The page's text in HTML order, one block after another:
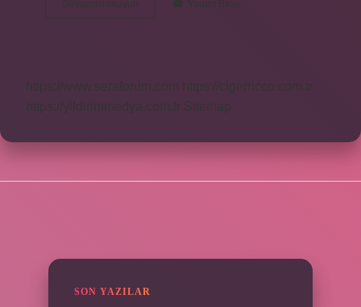
Devamını okuyun
Şarabının
Yorum Bırak
https://www.seraforum.com
https://cigerricco.com.tr
https://yildirimmedya.com.tr Sitemap
SON YAZILAR